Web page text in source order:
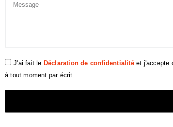
J'ai fait le Déclaration de confidentialitéet j'accepte
à tout moment par écrit.